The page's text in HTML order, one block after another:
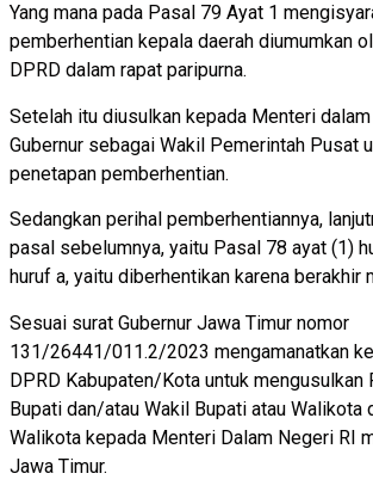
Yang mana pada Pasal 79 Ayat 1
pemberhentian kepala daerah diumumkan
DPRD dalam rapat paripurna.
Setelah itu diusulkan kepada Menteri
Gubernur sebagai Wakil Pemerintah Pusat
penetapan pemberhentian.
Sedangkan perihal pemberhentiannya,
pasal sebelumnya, yaitu Pasal 78 ayat (1)
huruf a, yaitu diberhentikan karena berakhir
Sesuai surat Gubernur Jawa Timur nomor
131/26441/011.2/2023 mengamanatkan
DPRD Kabupaten/Kota untuk mengusulkan
Bupati dan/atau Wakil Bupati atau Walikota
Walikota kepada Menteri Dalam Negeri RI
Jawa Timur.